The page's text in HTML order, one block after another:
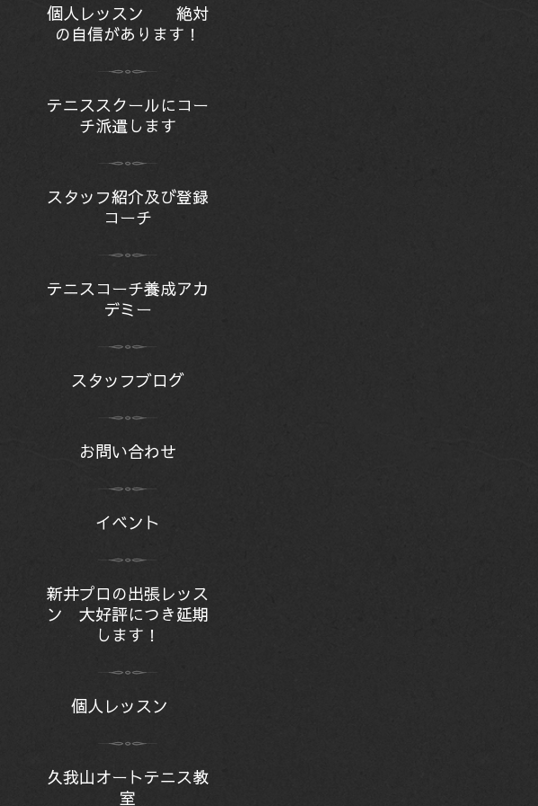
個人レッスン 絶対
の自信があります！
テニススクールにコー
チ派遣します
スタッフ紹介及び登録
コーチ
テニスコーチ養成アカ
デミー
スタッフブログ
お問い合わせ
イベント
新井プロの出張レッス
ン 大好評につき延期
します！
個人レッスン
久我山オートテニス教
室